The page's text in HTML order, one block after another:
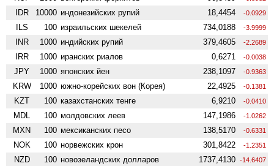
IDR 10000 индонезийских рупий 18,4454 -0.0929
ILS 100 израильских шекелей 734,0188 -3.9999
INR 1000 индийских рупий 379,4605 -2.2689
IRR 1000 иранских риалов 0,6271 -0.0038
JPY 1000 японских йен 238,1097 -0.9363
KRW 1000 южно-корейских вон (Корея) 22,4925 -0.1381
KZT 100 казахстанских тенге 6,9210 -0.0410
MDL 100 молдовских леев 147,1986 -1.0262
MXN 100 мексиканских песо 138,5170 -0.6331
NOK 100 норвежских крон 301,8422 -1.2351
NZD 100 ново­зеландских долларов 1737,4130 -14.6407